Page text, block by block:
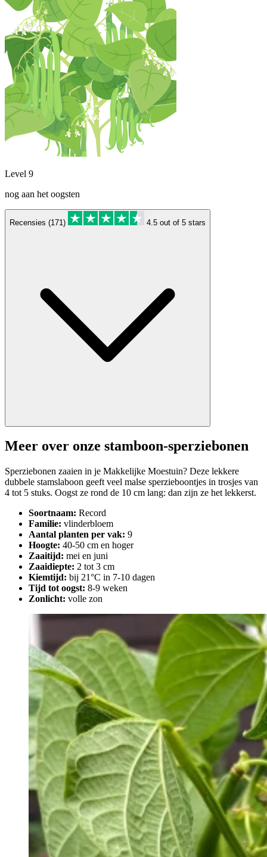
Level 9
nog aan het oogsten
Recensies (171) 4.5 out of 5 stars
Meer over onze stamboon-sperziebonen
Sperziebonen zaaien in je Makkelijke Moestuin? Deze lekkere
dubbele stamslaboon geeft veel malse sperzieboontjes in trosjes van
4 tot 5 stuks. Oogst ze rond de 10 cm lang: dan zijn ze het lekkerst.
Soortnaam: Record
Familie: vlinderbloem
Aantal planten per vak: 9
Hoogte: 40-50 cm en hoger
Zaaitijd: mei en juni
Zaaidiepte: 2 tot 3 cm
Kiemtijd: bij 21°C in 7-10 dagen
Tijd tot oogst: 8-9 weken
Zonlicht: volle zon